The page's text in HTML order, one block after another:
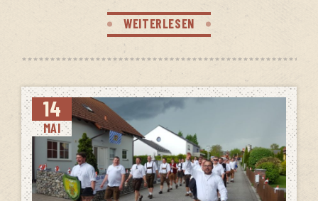
WEITERLESEN
14
MAI